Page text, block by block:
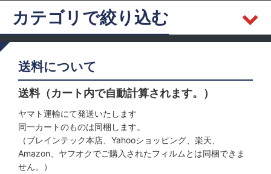
カテゴリで絞り込む
フロントドア
サンルーフ
送料について
送料（カート内で自動計算されます。）
ヤマト運輸にて発送いたします
同一カートのものは同梱します。
（ブレインテック本店、Yahooショッピング、楽天、
Amazon、ヤフオクでご購入されたフィルムとは同梱できま
せん。）